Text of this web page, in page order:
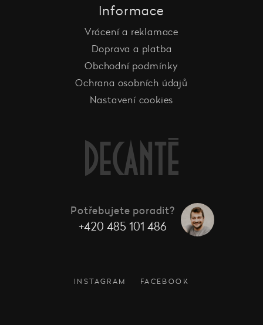
Informace
Vrácení a reklamace
Doprava a platba
Obchodní podmínky
Ochrana osobních údajů
Nastavení cookies
Potřebujete poradit?
+420 485 101 486
INSTAGRAM FACEBOOK